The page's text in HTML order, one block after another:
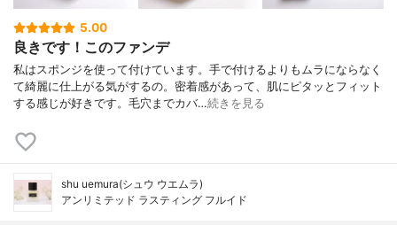
5.00
良きです！このファンデ
私はスポンジを使って付けています。手で付けるよりもムラにならなく
て綺麗に仕上がる気がするの。密着感があって、肌にピタッとフィット
する感じが好きです。毛穴までカバ…続きを見る
shu uemura(シュウ ウエムラ)
アンリミテッド ラスティング フルイド